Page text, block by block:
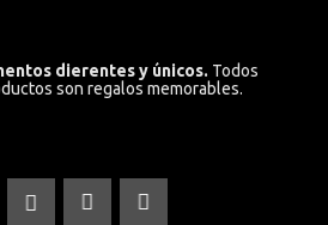
dierentes y únicos. Todos
son regalos memorables.